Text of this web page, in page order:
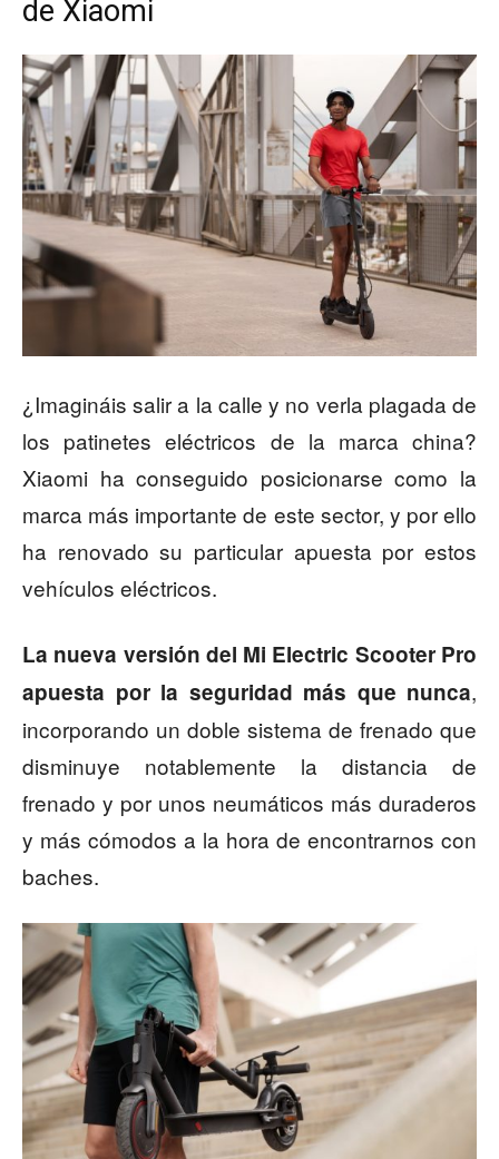
de Xiaomi
¿Imagináis salir a la calle y no verla plagada de
los patinetes eléctricos de la marca china?
Xiaomi ha conseguido posicionarse como la
marca más importante de este sector, y por ello
ha renovado su particular apuesta por estos
vehículos eléctricos.
La nueva versión del Mi Electric Scooter Pro
apuesta por la seguridad más que nunca,
incorporando un doble sistema de frenado que
disminuye notablemente la distancia de
frenado y por unos neumáticos más duraderos
y más cómodos a la hora de encontrarnos con
baches.